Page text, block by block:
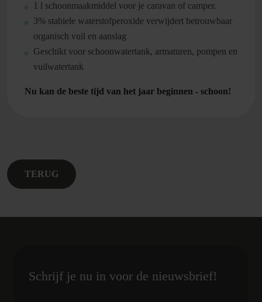
1 l schoonmaakmiddel voor je caravan of camper.
3% stabiele waterstofperoxide verwijdert betrouwbaar
organisch vuil en aanslag
Geschikt voor schoonwatertank, armaturen, pompen en
vuilwatertank
Nu kan de beste tijd van het jaar beginnen - schoon!
TERUG
Schrijf je nu in voor de nieuwsbrief!